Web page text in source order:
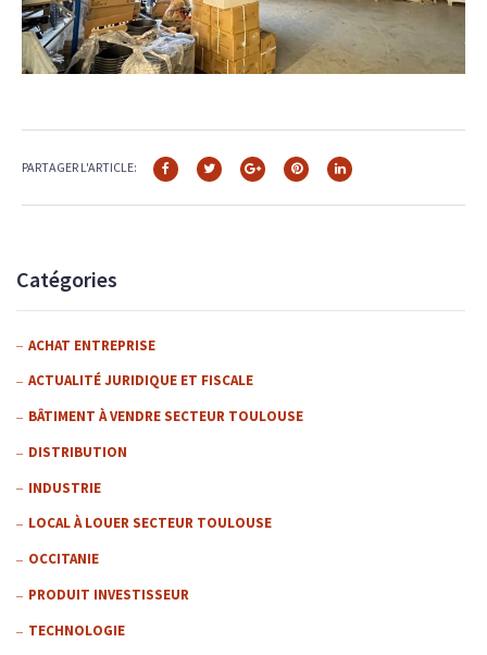
PARTAGER L'ARTICLE:
Catégories
ACHAT ENTREPRISE
ACTUALITÉ JURIDIQUE ET FISCALE
BÂTIMENT À VENDRE SECTEUR TOULOUSE
DISTRIBUTION
INDUSTRIE
LOCAL À LOUER SECTEUR TOULOUSE
OCCITANIE
PRODUIT INVESTISSEUR
TECHNOLOGIE